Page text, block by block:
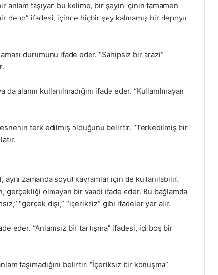
anlam taşıyan bu kelime, bir şeyin içinin tamamen
depo” ifadesi, içinde hiçbir şey kalmamış bir depoyu
durumunu ifade eder. “Sahipsiz bir arazi”
alanın kullanılmadığını ifade eder. “Kullanılmayan
terk edilmiş olduğunu belirtir. “Terkedilmiş bir
zamanda soyut kavramlar için de kullanılabilir.
gerçekliği olmayan bir vaadi ifade eder. Bu bağlamda
“gerçek dışı,” “içeriksiz” gibi ifadeler yer alır.
eder. “Anlamsız bir tartışma” ifadesi, içi boş bir
taşımadığını belirtir. “İçeriksiz bir konuşma”